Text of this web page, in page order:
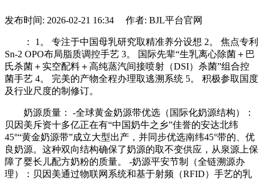
发布时间: 2026-02-21 16:34 作者: BJL平台官网
： 1。 专注于中国母乳研究取精准养分设想 2。 焦点专利
Sn-2 OPO布局脂质调控手艺 3。 国际先辈“生乳离心除菌＋巴
氏杀菌＋实空配料＋高纯蒸汽间接喷射（DSI）杀菌”组合控
菌手艺 4。 完美的产物全程办理取逃溯系统 5。 积极参取国度
及行业尺度的制修订。
奶源质量： -全球黄金奶源带优选（国际化奶源结构）：
贝因美斥资十多亿正在有“中国奶牛之乡”佳誉的安达北纬
45°“黄金奶源带”成立大型出产，并同步优选南纬45°带的、优
良奶源。这种双向结构确保了奶源的取不变供应，从泉源上保
障了婴长儿配方奶粉的质量。 -奶源平安节制（全链溯源办
理）：贝因美通过物联网系统和基于射频（RFID）手艺的乳